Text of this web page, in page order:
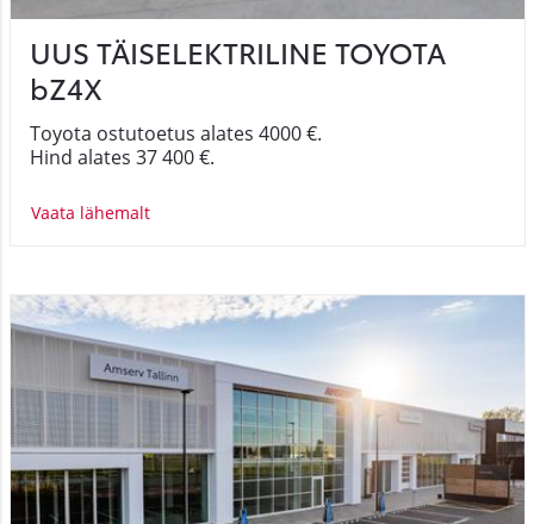
UUS TÄISELEKTRILINE TOYOTA
bZ4X
Toyota ostutoetus alates 4000 €.
Hind alates 37 400 €.
Vaata lähemalt